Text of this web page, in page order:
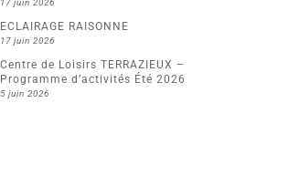
17 juin 2026
ECLAIRAGE RAISONNE
17 juin 2026
Centre de Loisirs TERRAZIEUX –
Programme d’activités Été 2026
5 juin 2026